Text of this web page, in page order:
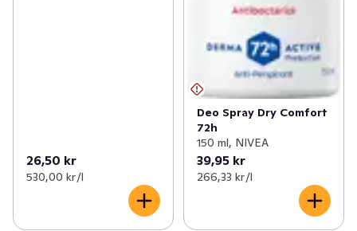
26,50 kr
530,00 kr /l
Deo Spray Dry Comfort
72h
150 ml, NIVEA
39,95 kr
266,33 kr /l